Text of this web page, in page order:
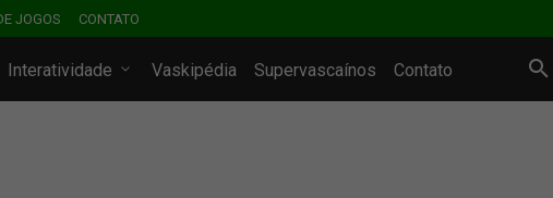
JOGOS CONTATO
Interatividade Vaskipédia Supervascaínos Contato